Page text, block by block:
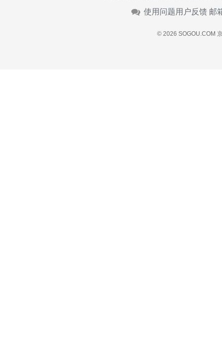
使用问题用户反馈 邮
© 2026 SOGOU.COM